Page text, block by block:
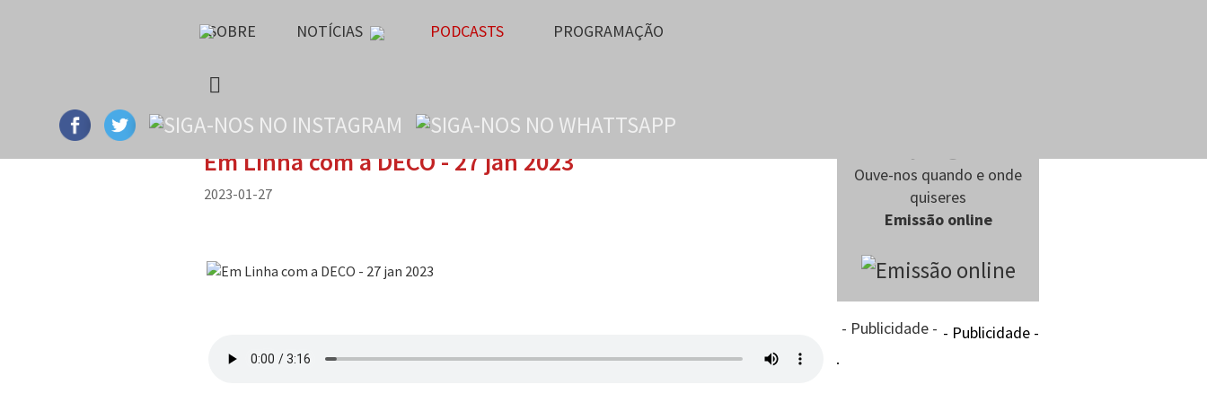
SOBRE NOTÍCIAS PODCASTS PROGRAMAÇÃO
Em Linha com a DECO - 27 jan 2023
2023-01-27
Ouve-nos quando e onde
quiseres
Emissão online
- Publicidade - - Publicidade -